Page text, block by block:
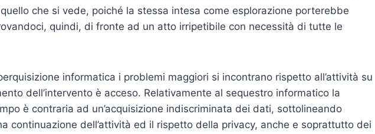
che si vede, poiché la stessa intesa come esplorazione porterebbe
quindi, di fronte ad un atto irripetibile con necessità di tutte le
informatica i problemi maggiori si incontrano rispetto all’attività su
dell’intervento è acceso. Relativamente al sequestro informatico la
è contraria ad un’acquisizione indiscriminata dei dati, sottolineando
continuazione dell’attività ed il rispetto della privacy, anche e soprattutto dei